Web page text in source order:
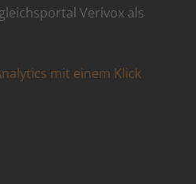
Verivox als
mit einem Klick